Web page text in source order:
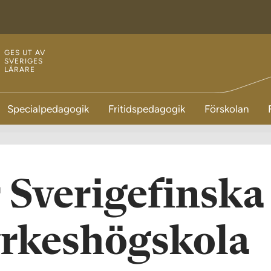
GES UT AV
SVERIGES
LÄRARE
Specialpedagogik Fritidspedagogik Förskolan